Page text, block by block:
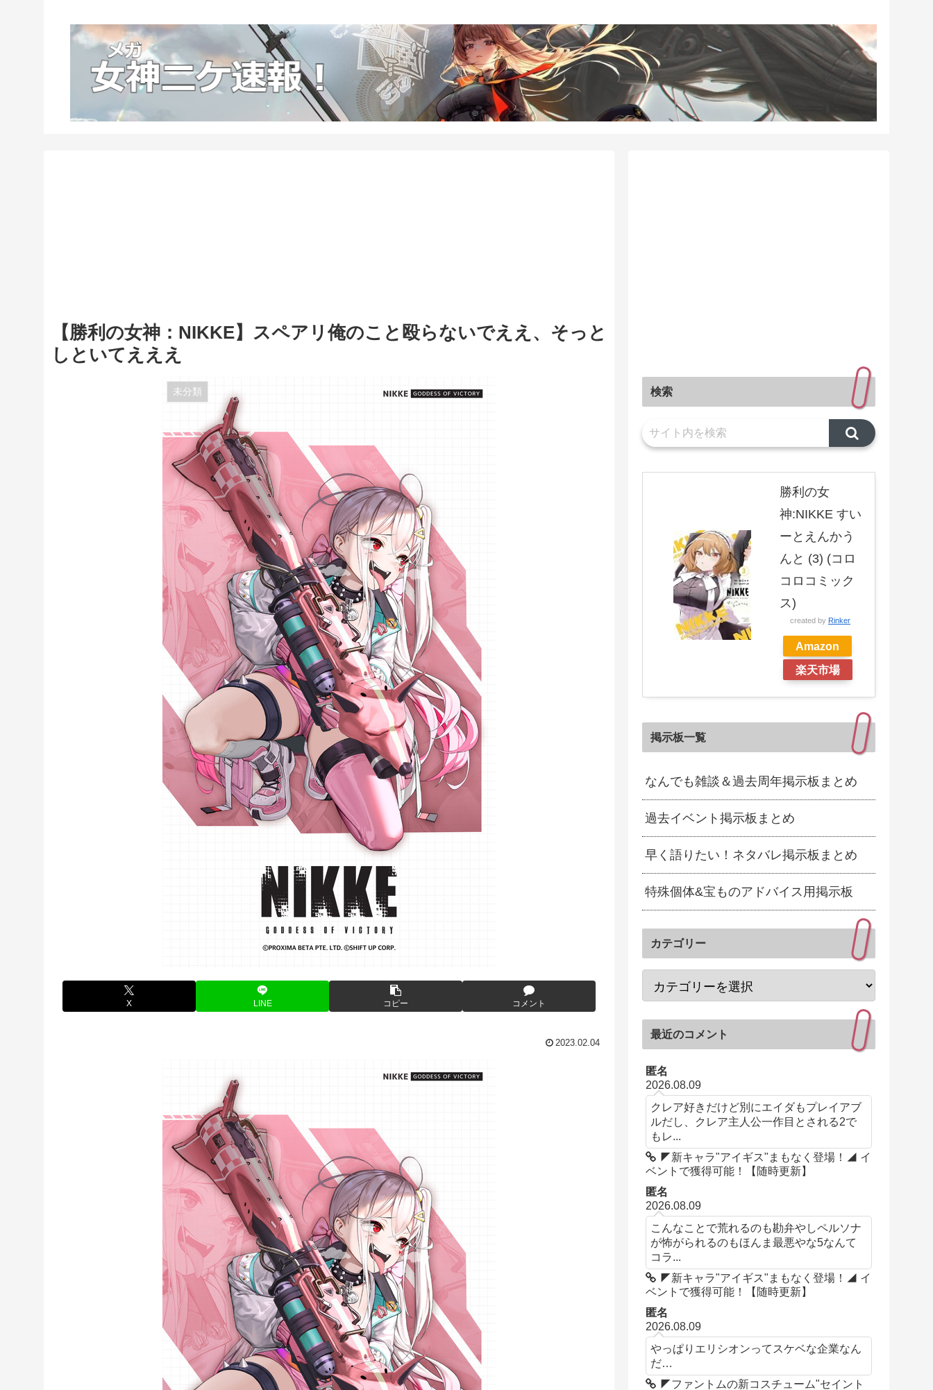
【勝利の女神：NIKKE】スペアリ俺のこと殴らないでええ、そっと
しといてえええ
未分類
X LINE コピー コメント
2023.02.04
検索
勝利の女
神:NIKKE すい
ーとえんかう
んと (3) (コロ
コロコミック
ス)
created by Rinker
Amazon
楽天市場
掲示板一覧
なんでも雑談＆過去周年掲示板まとめ
過去イベント掲示板まとめ
早く語りたい！ネタバレ掲示板まとめ
特殊個体&宝ものアドバイス用掲示板
カテゴリー
最近のコメント
匿名
2026.08.09
クレア好きだけど別にエイダもプレイアブ
ルだし、クレア主人公一作目とされる2で
もレ...
◤新キャラ"アイギス"まもなく登場！◢ イ
ベントで獲得可能！【随時更新】
匿名
2026.08.09
こんなことで荒れるのも勘弁やしペルソナ
が怖がられるのもほんま最悪やな5なんて
コラ...
◤新キャラ"アイギス"まもなく登場！◢ イ
ベントで獲得可能！【随時更新】
匿名
2026.08.09
やっぱりエリシオンってスケベな企業なん
だ…
◤ファントムの新コスチューム"セイント